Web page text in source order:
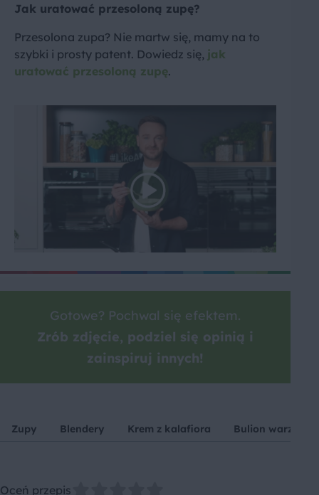
Jak uratować przesoloną zupę?
Przesolona zupa? Nie martw się, mamy na to
szybki i prosty patent. Dowiedz się, jak
uratować przesoloną zupę.
Gotowe? Pochwal się efektem.
Zrób zdjęcie, podziel się opinią i
zainspiruj innych!
Zupy Blendery Krem z kalafiora Bulion
Oceń przepis